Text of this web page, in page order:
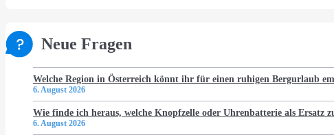
Neue Fragen
Welche Region in Österreich könnt ihr für einen ruhigen Bergurlaub
6. August 2026
Wie finde ich heraus, welche Knopfzelle oder Uhrenbatterie als Ersatz
6. August 2026